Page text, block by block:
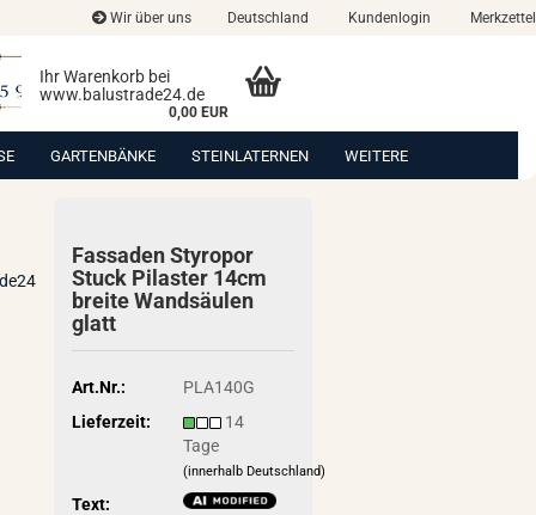
Wir über uns Deutschland Kundenlogin Merkzettel
Ihr Warenkorb bei
www.balustrade24.de
0,00 EUR
GARTENBÄNKE STEINLATERNEN WEITERE
Fas­sa­den Sty­ro­por
Stuck Pi­las­ter 14cm
brei­te Wand­säu­len
glatt
Art.Nr.:
PLA140G
Lieferzeit:
14
Tage
(innerhalb Deutschland)
Text: